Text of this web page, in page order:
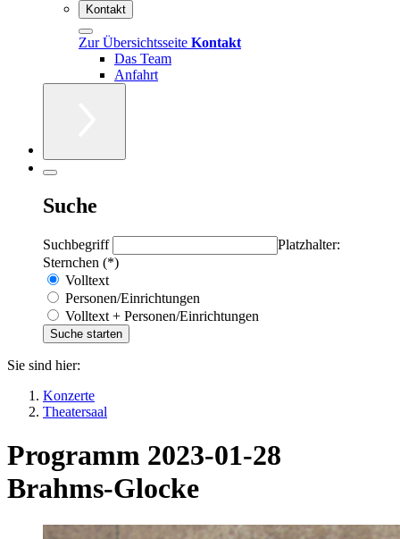
Kontakt
Zur Übersichtsseite Kontakt
Das Team
Anfahrt
Suche
Suchbegriff
Platzhalter:
Sternchen (*)
Volltext
Personen/Einrichtungen
Volltext + Personen/Einrichtungen
Sie sind hier:
Konzerte
Theatersaal
Programm 2023-01-28
Brahms-Glocke